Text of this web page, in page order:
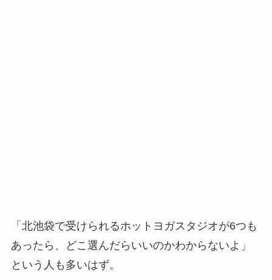
「北池袋で受けられるホットヨガスタジオが6つも
あったら、どこ選んだらいいのかわからないよ」
という人も多いはず。